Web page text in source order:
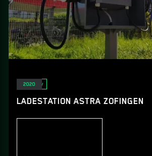
E-Mobility
LADESTATION ASTRA ZOFINGEN
2020